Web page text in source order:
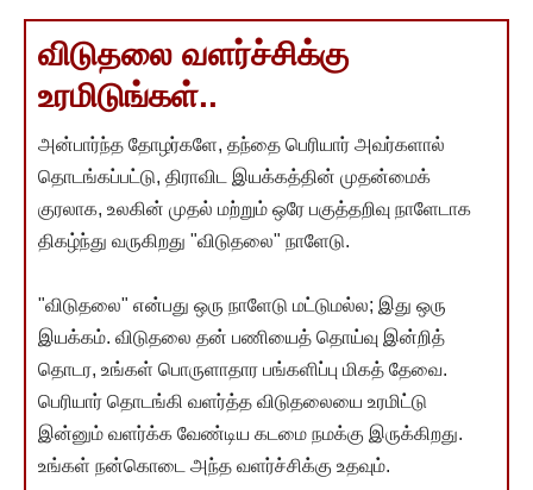
விடுதலை வளர்ச்சிக்கு
உரமிடுங்கள்..
அன்பார்ந்த தோழர்களே, தந்தை பெரியார் அவர்களால்
தொடங்கப்பட்டு, திராவிட இயக்கத்தின் முதன்மைக்
குரலாக, உலகின் முதல் மற்றும் ஒரே பகுத்தறிவு நாளேடாக
திகழ்ந்து வருகிறது "விடுதலை" நாளேடு.
"விடுதலை" என்பது ஒரு நாளேடு மட்டுமல்ல; இது ஒரு
இயக்கம். விடுதலை தன் பணியைத் தொய்வு இன்றித்
தொடர, உங்கள் பொருளாதார பங்களிப்பு மிகத் தேவை.
பெரியார் தொடங்கி வளர்த்த விடுதலையை உரமிட்டு
இன்னும் வளர்க்க வேண்டிய கடமை நமக்கு இருக்கிறது.
உங்கள் நன்கொடை அந்த வளர்ச்சிக்கு உதவும்.